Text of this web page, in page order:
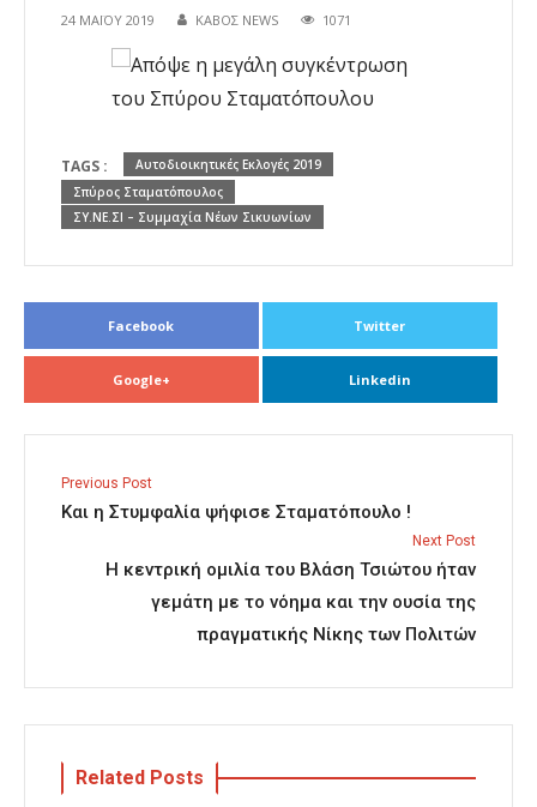
24 ΜΑΪ́ΟΥ 2019 ΚΑΒΟΣ NEWS 1071
TAGS :
Αυτοδιοικητικές Εκλογές 2019
Σπύρος Σταματόπουλος
ΣΥ.ΝΕ.ΣΙ – Συμμαχία Νέων Σικυωνίων
Facebook Twitter
Google+ Linkedin
Previous Post
Και η Στυμφαλία ψήφισε Σταματόπουλο !
Next Post
Η κεντρική ομιλία του Βλάση Τσιώτου ήταν
γεμάτη με το νόημα και την ουσία της
πραγματικής Νίκης των Πολιτών
Related Posts